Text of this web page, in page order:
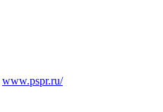
www.pspr.ru/